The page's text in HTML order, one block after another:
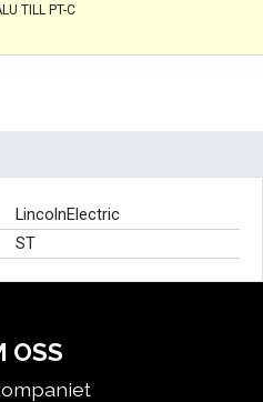
TILL PT-C
LincolnElectric
ST
OSS